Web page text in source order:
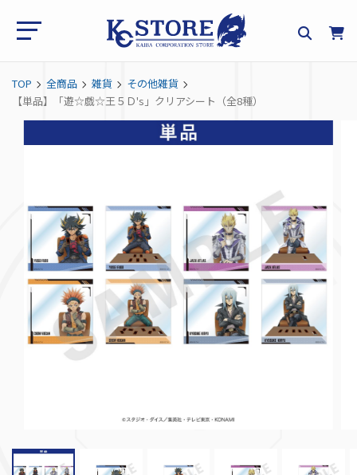
TOP 全商品 雑貨
その他雑貨
【単品】「遊☆戯☆王５Ｄ's」クリアシート（全8種）